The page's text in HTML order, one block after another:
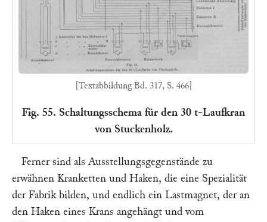
[Textabbildung Bd. 317, S. 466]
Fig. 55. Schaltungsschema für den 30 t-Laufkran
von Stuckenholz.
Ferner sind als Ausstellungsgegenstände zu
erwähnen Kranketten und Haken, die eine Spezialität
der Fabrik bilden, und endlich ein Lastmagnet, der an
den Haken eines Krans angehängt und vom